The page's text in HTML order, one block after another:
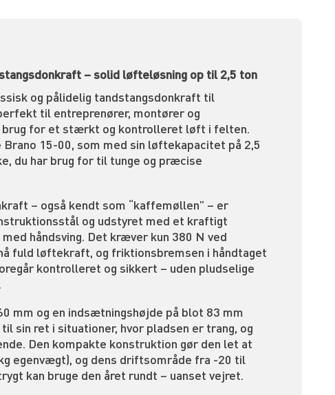
– solid løfteløsning op til 2,5 ton
og pålidelig tandstangsdonkraft til
til entreprenører, montører og
brug for et stærkt og kontrolleret løft i felten.
Brano 15-00, som med sin løftekapacitet på 2,5
du har brug for til tunge og præcise
– også kendt som “kaffemøllen” – er
og udstyret med et kraftigt
håndsving. Det kræver kun 380 N ved
fuld løftekraft, og friktionsbremsen i håndtaget
kontrolleret og sikkert – uden pludselige
mm og en indsætningshøjde på blot 83 mm
sin ret i situationer, hvor pladsen er trang, og
Den kompakte konstruktion gør den let at
egenvægt), og dens driftsområde fra -20 til
kan bruge den året rundt – uanset vejret.